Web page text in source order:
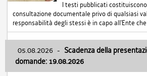
I testi pubblicati
consultazione documentale privo di qualsiasi
responsabilità degli stessi è in capo all'Ente
05.08.2026 - Scadenza della
domande: 19.08.2026